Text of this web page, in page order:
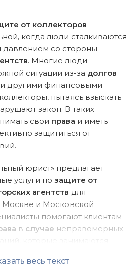
от коллекторов
когда люди сталкиваются
со стороны
. Многие люди
ситуации из-за долгов
другими финансовыми
пытаясь взыскать
закон. В таких
свои права и иметь
защититься от
юрист» предлагает
услуги по защите от
агентств для
Москве и Московской
помогают клиентам
в случае неправомерных
человекавсуде
весь текст